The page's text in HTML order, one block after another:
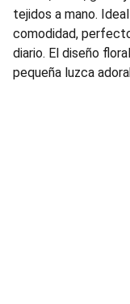
tejidos a mano.
comodidad,
diario. El diseño
pequeña luzca